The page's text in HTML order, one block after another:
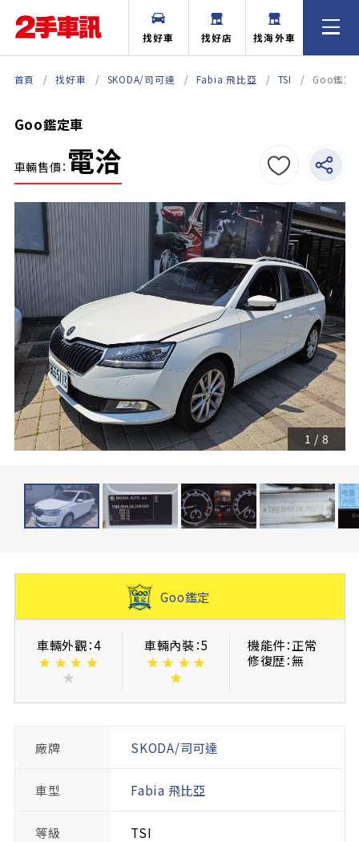
找好車 找好店 找海外車
首頁 找好車 SKODA/司可達 Fabia 飛比亞 TSI Goo鑑定
Goo鑑定車
車輛售價： 電洽
1 / 8
Goo鑑定
車輛外觀：4
★ ★ ★ ★
★
車輛內裝：5
★ ★ ★ ★
★
機能件：正常
修復歴：無
廠牌 SKODA/司可達
車型 Fabia 飛比亞
等級 TSI